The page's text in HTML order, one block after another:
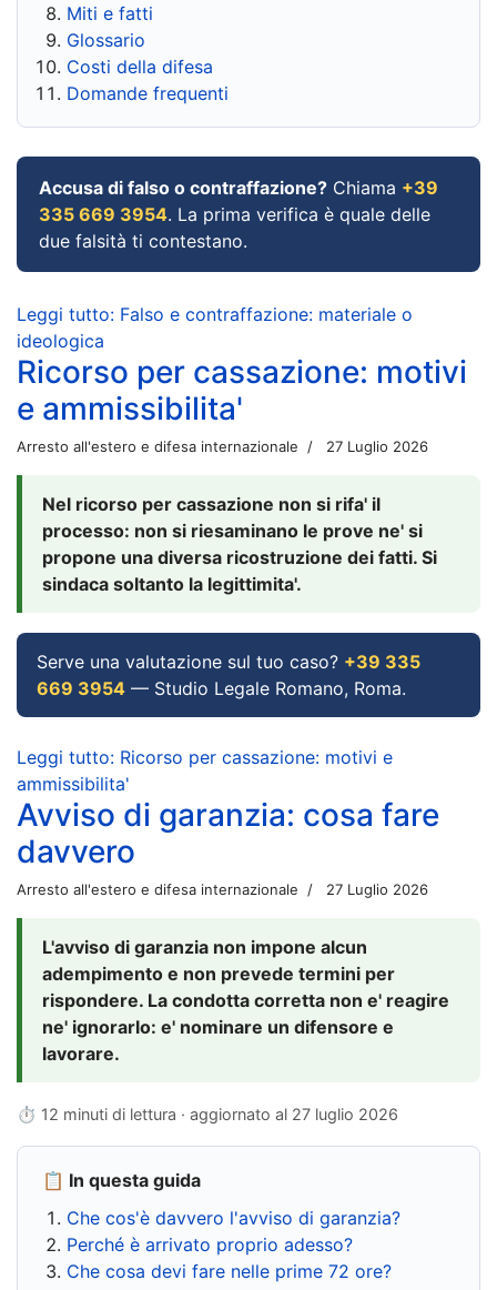
Miti e fatti
Glossario
Costi della difesa
Domande frequenti
Accusa di falso o contraffazione? Chiama +39
335 669 3954. La prima verifica è quale delle
due falsità ti contestano.
Leggi tutto: Falso e contraffazione: materiale o
ideologica
Ricorso per cassazione: motivi
e ammissibilita'
Arresto all'estero e difesa internazionale 27 Luglio 2026
Nel ricorso per cassazione non si rifa' il
processo: non si riesaminano le prove ne' si
propone una diversa ricostruzione dei fatti. Si
sindaca soltanto la legittimita'.
Serve una valutazione sul tuo caso? +39 335
669 3954 — Studio Legale Romano, Roma.
Leggi tutto: Ricorso per cassazione: motivi e
ammissibilita'
Avviso di garanzia: cosa fare
davvero
Arresto all'estero e difesa internazionale 27 Luglio 2026
L'avviso di garanzia non impone alcun
adempimento e non prevede termini per
rispondere. La condotta corretta non e' reagire
ne' ignorarlo: e' nominare un difensore e
lavorare.
⏱ 12 minuti di lettura · aggiornato al 27 luglio 2026
📋 In questa guida
Che cos'è davvero l'avviso di garanzia?
Perché è arrivato proprio adesso?
Che cosa devi fare nelle prime 72 ore?